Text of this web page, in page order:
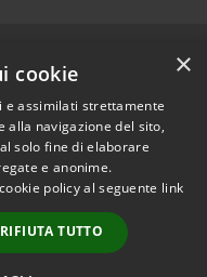
Comune convenzionato
Astigov
|Convenzione
Adesioni
•Accesso redazione
×
cookie
e assimilati strettamente
alla navigazione del sito,
solo fine di elaborare
e anonime.
policy al seguente link
RIFIUTA TUTTO